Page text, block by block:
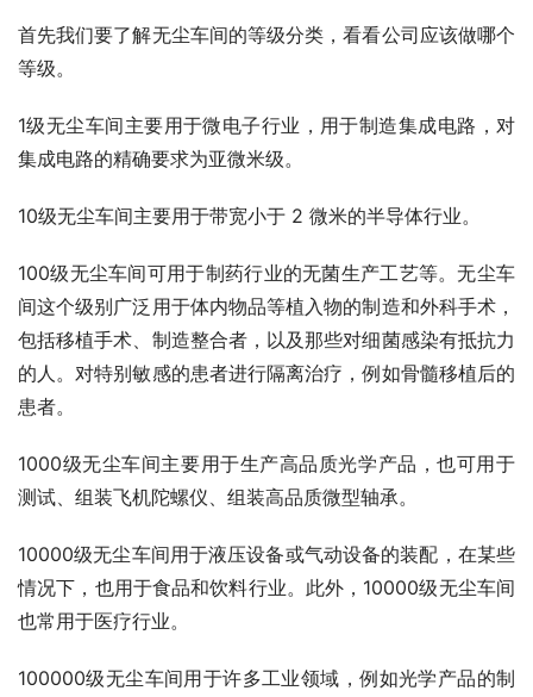
首先我们要了解无尘车间的等级分类，看看公司应该做哪个
等级。
1级无尘车间主要用于微电子行业，用于制造集成电路，对
集成电路的精确要求为亚微米级。
10级无尘车间主要用于带宽小于 2 微米的半导体行业。
100级无尘车间可用于制药行业的无菌生产工艺等。无尘车
间这个级别广泛用于体内物品等植入物的制造和外科手术，
包括移植手术、制造整合者，以及那些对细菌感染有抵抗力
的人。对特别敏感的患者进行隔离治疗，例如骨髓移植后的
患者。
1000级无尘车间主要用于生产高品质光学产品，也可用于
测试、组装飞机陀螺仪、组装高品质微型轴承。
10000级无尘车间用于液压设备或气动设备的装配，在某些
情况下，也用于食品和饮料行业。此外，10000级无尘车间
也常用于医疗行业。
100000级无尘车间用于许多工业领域，例如光学产品的制